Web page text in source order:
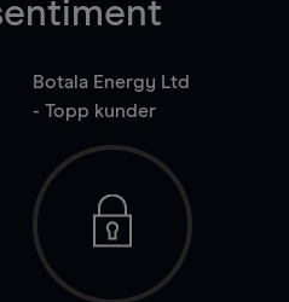
Botala Energy Ltd
- Topp kunder